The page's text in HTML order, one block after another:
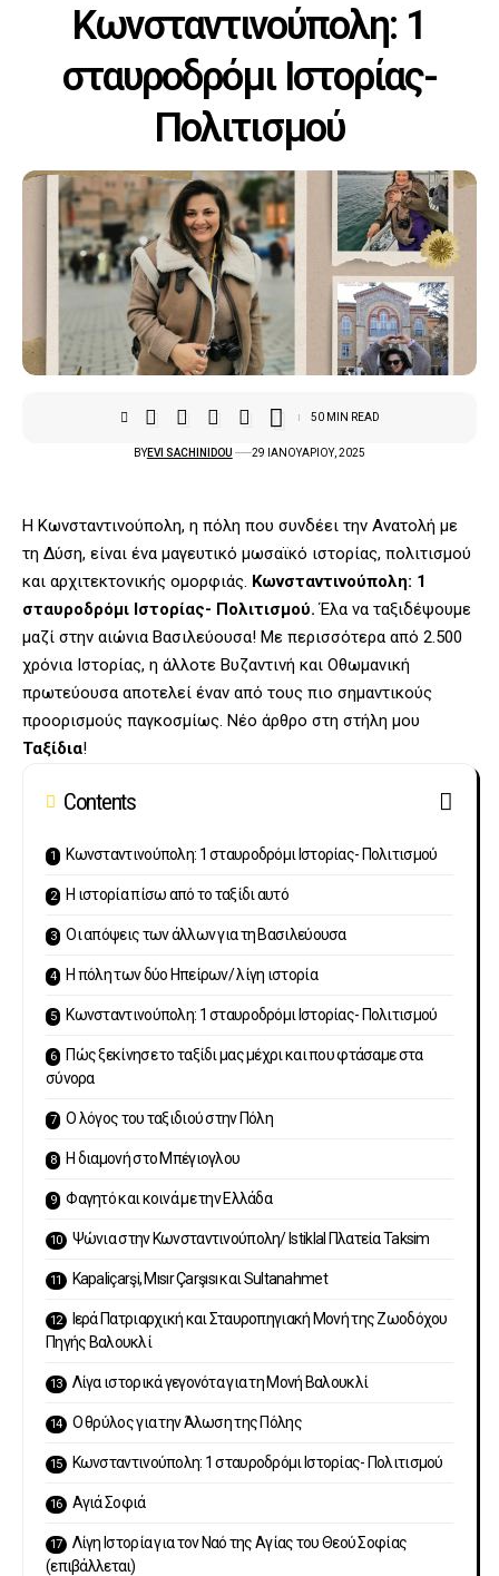
Κωνσταντινούπολη: 1
σταυροδρόμι Ιστορίας-
Πολιτισμού
BYEVI SACHINIDOU 29 ΙΑΝΟΥΑΡΊΟΥ, 2025
50 MIN READ
Η Κωνσταντινούπολη, η πόλη που συνδέει την Ανατολή με
τη Δύση, είναι ένα μαγευτικό μωσαϊκό ιστορίας, πολιτισμού
και αρχιτεκτονικής ομορφιάς. Κωνσταντινούπολη: 1
σταυροδρόμι Ιστορίας- Πολιτισμού. Έλα να ταξιδέψουμε
μαζί στην αιώνια Βασιλεύουσα! Με περισσότερα από 2.500
χρόνια Ιστορίας, η άλλοτε Βυζαντινή και Οθωμανική
πρωτεύουσα αποτελεί έναν από τους πιο σημαντικούς
προορισμούς παγκοσμίως. Νέο άρθρο στη στήλη μου
Ταξίδια!
Contents
Κωνσταντινούπολη: 1 σταυροδρόμι Ιστορίας- Πολιτισμού
Η ιστορία πίσω από το ταξίδι αυτό
Οι απόψεις των άλλων για τη Βασιλεύουσα
Η πόλη των δύο Ηπείρων/ λίγη ιστορία
Κωνσταντινούπολη: 1 σταυροδρόμι Ιστορίας- Πολιτισμού
Πώς ξεκίνησε το ταξίδι μας μέχρι και που φτάσαμε στα
σύνορα
Ο λόγος του ταξιδιού στην Πόλη
Η διαμονή στο Μπέγιογλου
Φαγητό και κοινά με την Ελλάδα
Ψώνια στην Κωνσταντινούπολη/ Istiklal Πλατεία Taksim
Kapaliçarşi, Mısır Çarşısı και Sultanahmet
Ιερά Πατριαρχική και Σταυροπηγιακή Μονή της Ζωοδόχου
Πηγής Βαλουκλί
Λίγα ιστορικά γεγονότα για τη Μονή Βαλουκλί
Ο θρύλος για την Άλωση της Πόλης
Κωνσταντινούπολη: 1 σταυροδρόμι Ιστορίας- Πολιτισμού
Αγιά Σοφιά
Λίγη Ιστορία για τον Ναό της Αγίας του Θεού Σοφίας
(επιβάλλεται)